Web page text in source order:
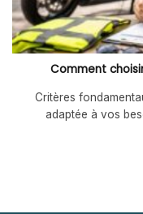
Comment
Critères
adaptée à vos